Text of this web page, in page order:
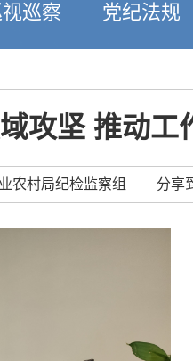
巡察 党纪法规
攻坚 推动工
农村局纪检监察组 分享